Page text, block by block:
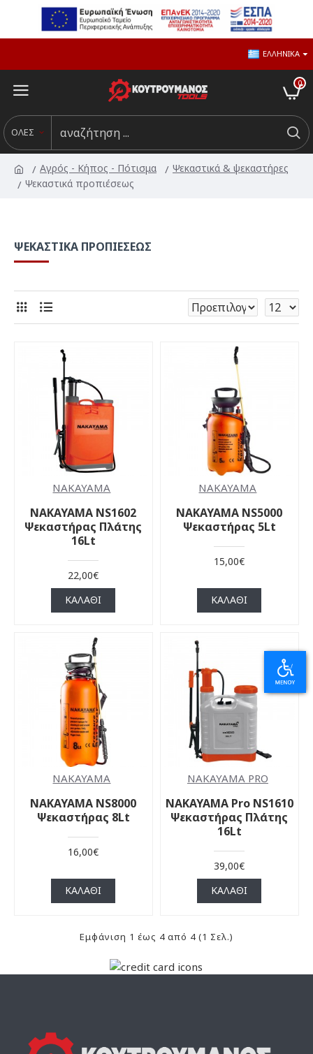
ΕΛΛΗΝΙΚΆ
0
ΟΛΕΣ
Αγρός - Κήπος - Πότισμα
Ψεκαστικά & ψεκαστήρες
Ψεκαστικά προπιέσεως
ΨΕΚΑΣΤΙΚΆ ΠΡΟΠΙΈΣΕΩΣ
NAKAYAMA
NAKAYAMA NS1602
Ψεκαστήρας Πλάτης
16Lt
22,00€
ΚΑΛΆΘΙ
NAKAYAMA
NAKAYAMA NS5000
Ψεκαστήρας 5Lt
15,00€
ΚΑΛΆΘΙ
NAKAYAMA
NAKAYAMA NS8000
Ψεκαστήρας 8Lt
16,00€
ΚΑΛΆΘΙ
NAKAYAMA PRO
NAKAYAMA Pro NS1610
Ψεκαστήρας Πλάτης
16Lt
39,00€
ΚΑΛΆΘΙ
Εμφάνιση 1 έως 4 από 4 (1 Σελ.)